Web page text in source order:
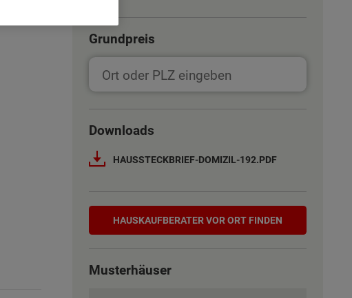
Grundpreis
Downloads
HAUSSTECKBRIEF-DOMIZIL-192.PDF
Hauskaufberater
HAUSKAUF­BERATER VOR ORT FINDEN
Musterhäuser